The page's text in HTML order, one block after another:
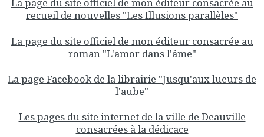
La page du site officiel de mon éditeur consacrée au
recueil de nouvelles "Les Illusions parallèles"
La page du site officiel de mon éditeur consacrée au
roman "L'amor dans l'âme"
La page Facebook de la librairie "Jusqu'aux lueurs de
l'aube"
Les pages du site internet de la ville de Deauville
consacrées à la dédicace